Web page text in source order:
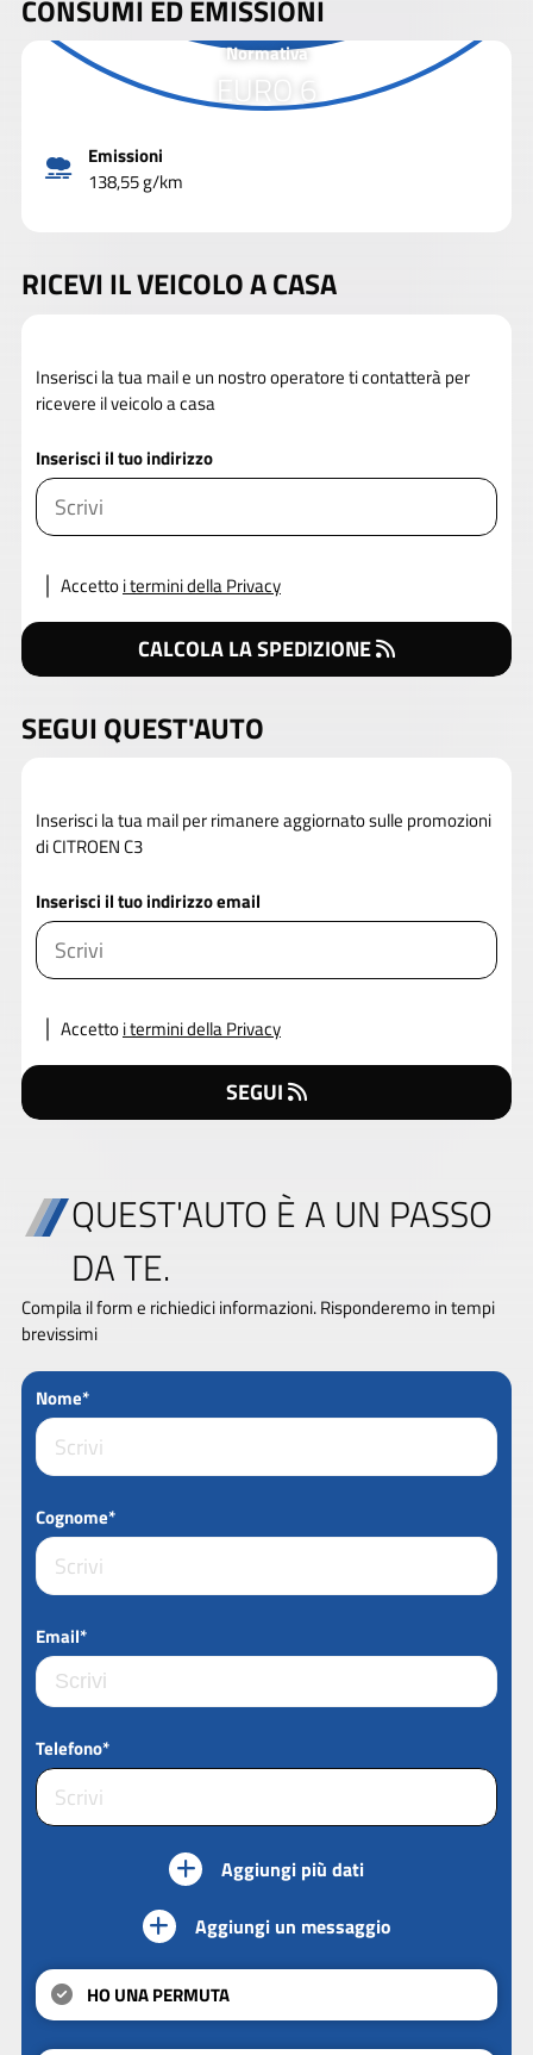
CONSUMI ED EMISSIONI
Normativa
EURO 6
Emissioni
138,55 g/km
RICEVI IL VEICOLO A CASA
Inserisci la tua mail e un nostro operatore ti contatterà per
ricevere il veicolo a casa
Inserisci il tuo indirizzo
Accettoi termini della Privacy
CALCOLA LA SPEDIZIONE
SEGUI QUEST'AUTO
Inserisci la tua mail per rimanere aggiornato sulle promozioni
di CITROEN C3
Inserisci il tuo indirizzo email
Accettoi termini della Privacy
SEGUI
QUEST'AUTO È A UN PASSO
DA TE.
Compila il form e richiedici informazioni. Risponderemo in tempi
brevissimi
Nome*
Cognome*
Email*
Telefono*
Aggiungi più dati
Aggiungi un messaggio
HO UNA PERMUTA